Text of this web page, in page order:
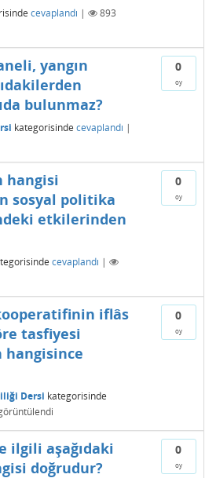
cevaplandı |
893
0
oy
yangın
bulunmaz?
kategorisinde cevaplandı |
0
oy
hangisi
sosyal politika
etkilerinden
cevaplandı |
0
oy
iflâs
tasfiyesi
hangisince
Dersi kategorisinde
0
oy
ilgili aşağıdaki
doğrudur?